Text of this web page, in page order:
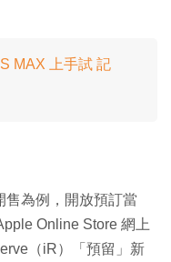
MAX 上手試 記
售為例，開放預訂當
Online Store 網上
（iR）「預留」新